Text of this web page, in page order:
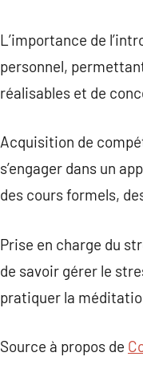
L’importance de
personnel,
réalisables et de
Acquisition de
s’engager dans un
des cours formels,
Prise en charge du
de savoir gérer le
pratiquer la
Source à propos de